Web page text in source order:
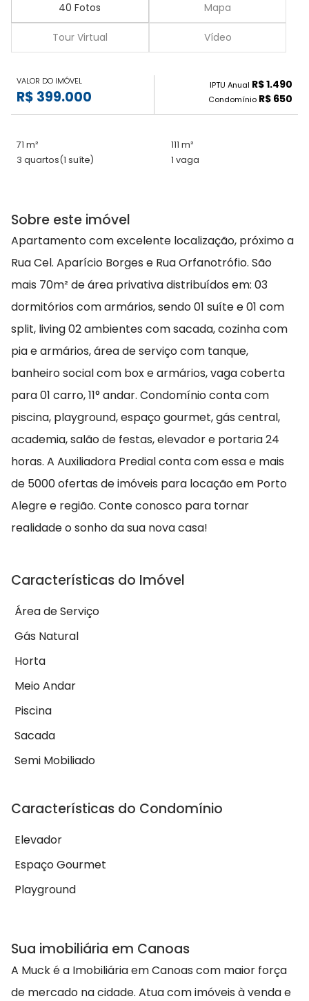
40 Fotos Mapa
Tour Virtual Vídeo
VALOR DO IMÓVEL
R$ 399.000
IPTU Anual R$ 1.490
Condomínio R$ 650
71 m²
111 m²
3 quartos(1 suíte) 1 vaga
Sobre este imóvel
Apartamento com excelente localização, próximo a
Rua Cel. Aparício Borges e Rua Orfanotrófio. São
mais 70m² de área privativa distribuídos em: 03
dormitórios com armários, sendo 01 suíte e 01 com
split, living 02 ambientes com sacada, cozinha com
pia e armários, área de serviço com tanque,
banheiro social com box e armários, vaga coberta
para 01 carro, 11° andar. Condomínio conta com
piscina, playground, espaço gourmet, gás central,
academia, salão de festas, elevador e portaria 24
horas. A Auxiliadora Predial conta com essa e mais
de 5000 ofertas de imóveis para locação em Porto
Alegre e região. Conte conosco para tornar
realidade o sonho da sua nova casa!
Características do Imóvel
Área de Serviço
Gás Natural
Horta
Meio Andar
Piscina
Sacada
Semi Mobiliado
Características do Condomínio
Elevador
Espaço Gourmet
Playground
Sua imobiliária em Canoas
A Muck é a Imobiliária em Canoas com maior força
de mercado na cidade. Atua com imóveis à venda e